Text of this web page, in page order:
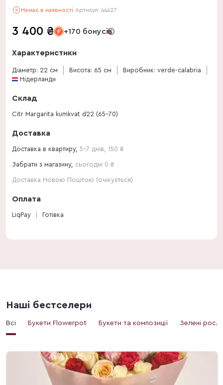
Немає в наявності Артикул: 44427
3 400 ₴ +170 бонусів
Характеристики
Діаметр: 22 см Висота: 65 см
Виробник: verde-calabria
Нідерланди
Склад
Citr Margarita kumkvat d22 (65-70)
Доставка
Доставка в квартиру, 5-7 днів 150 ₴
Забрати з магазину, сьогодні 0 ₴
Доставка Новою Поштою (очікується)
Оплата
LiqPay Готівка
Наші бестселери
Всі Букети Flowerpot Букети та композиції Зелені